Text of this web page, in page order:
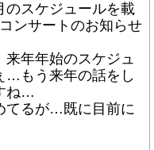
のスケジュールを載
ンサートのお知らせ
年年始のスケジュ
…もう来年の話をし
ね…
てるが…既に目前に